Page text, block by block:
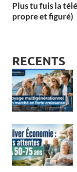
Plus tu fuis la
propre et figuré)
RECENTS